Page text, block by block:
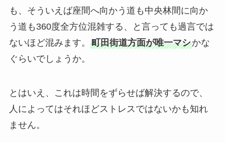
も、そういえば座間へ向かう道も中央林間に向か
う道も360度全方位混雑する、と言っても過言では
ないほど混みます。 町田街道方面が唯一マシかな
ぐらいでしょうか。
とはいえ、これは時間をずらせば解決するので、
人によってはそれほどストレスではないかも知れ
ません。